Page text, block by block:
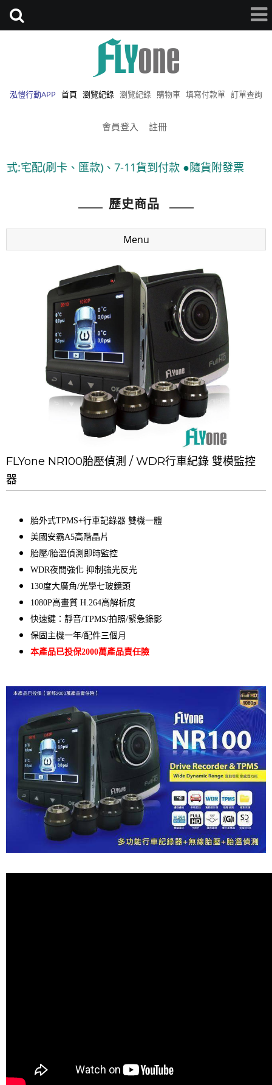
泓愷行動APP 首頁 瀏覽紀錄 瀏覽紀錄 購物車 填寫付款單 訂單查詢
會員登入 註冊
、匯款)、7-11貨到付款 ●隨貨附發票
歷史商品
Menu
FLYone NR100胎壓偵測 / WDR行車紀錄 雙模監控
器
胎外式TPMS+行車記錄器 雙機一體
美國安霸A5高階晶片
胎壓/胎溫偵測即時監控
WDR夜間強化 抑制強光反光
130度大廣角/光學七玻鏡頭
1080P高畫質 H.264高解析度
快速鍵：靜音/TPMS/拍照/緊急錄影
保固主機一年/配件三個月
本產品已投保2000萬產品責任險